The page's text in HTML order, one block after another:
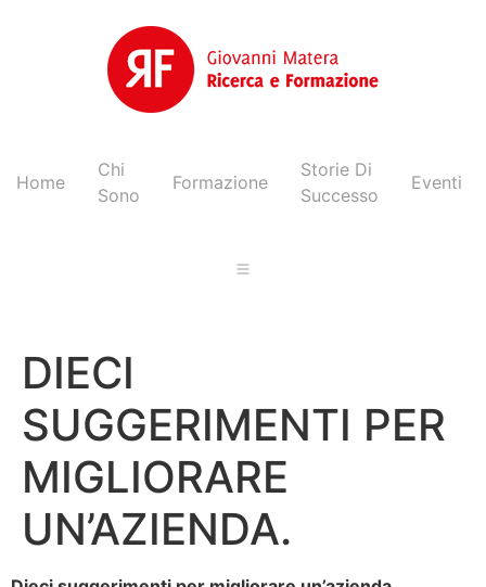
Home
Chi
Sono
Formazione
Storie Di
Successo
Eventi
DIECI
SUGGERIMENTI PER
MIGLIORARE
UN’AZIENDA.